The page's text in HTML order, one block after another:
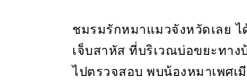
ชมรมรักหมาแมวจังหวัดเลย
เจ็บสาหัส ที่บริเวณบ่อขยะทาง
ไปตรวจสอบ พบน้องหมาเพศ